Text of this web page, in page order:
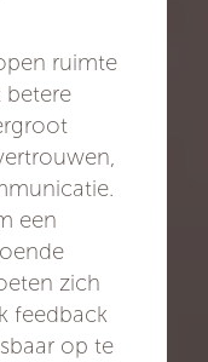
ruimte
betere
een
zich
feedback
op te